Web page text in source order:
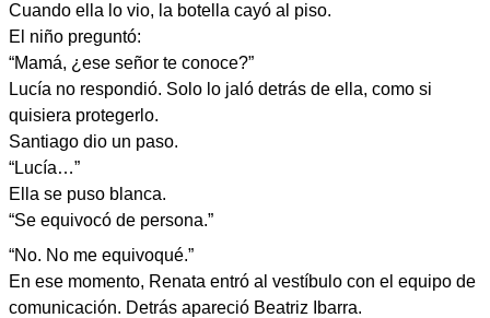
Cuando ella lo vio, la botella cayó al piso.
El niño preguntó:
“Mamá, ¿ese señor te conoce?”
Lucía no respondió. Solo lo jaló detrás de ella, como si
quisiera protegerlo.
Santiago dio un paso.
“Lucía…”
Ella se puso blanca.
“Se equivocó de persona.”
“No. No me equivoqué.”
En ese momento, Renata entró al vestíbulo con el equipo de
comunicación. Detrás apareció Beatriz Ibarra.